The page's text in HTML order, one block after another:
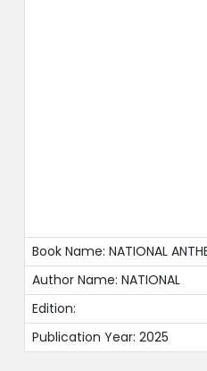
Book Name: NATIONAL
Author Name: NATIONAL
Edition:
Publication Year: 2025